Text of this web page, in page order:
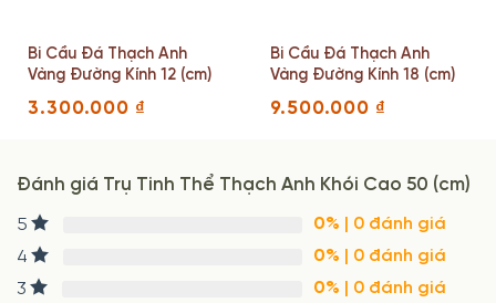
Bi Cầu Đá Thạch Anh
Vàng Đường Kính 12 (cm)
3.300.000 ₫
Bi Cầu Đá Thạch Anh
Vàng Đường Kính 18 (cm)
9.500.000 ₫
Đánh giá Trụ Tinh Thể Thạch Anh Khói Cao 50 (cm)
5 0% | 0 đánh giá
4
0% | 0 đánh giá
3
0% | 0 đánh giá